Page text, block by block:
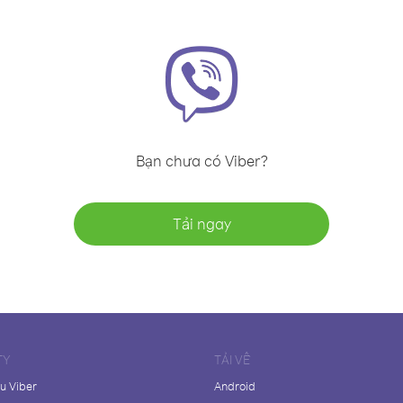
Bạn chưa có Viber?
Tải ngay
Viber
TẢI VỀ
Android